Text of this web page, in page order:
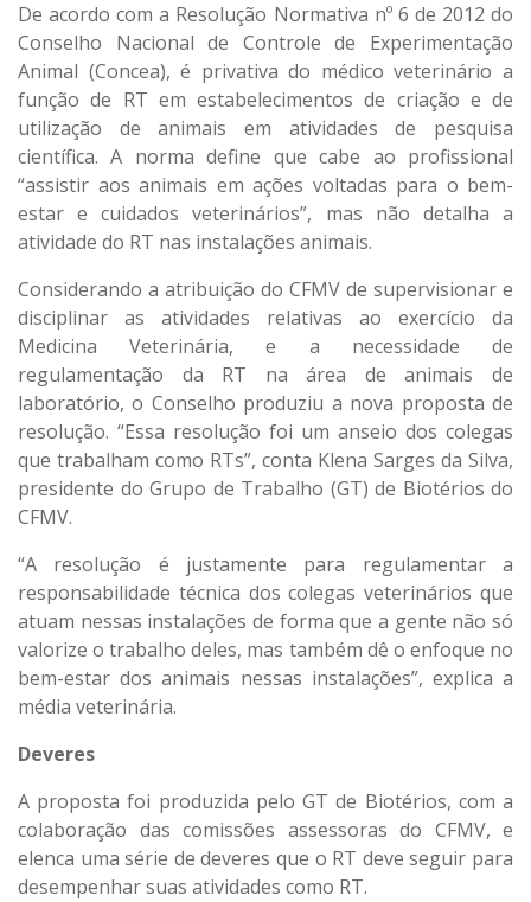
De acordo com a Resolução Normativa nº 6 de 2012 do
Conselho Nacional de Controle de Experimentação
Animal (Concea), é privativa do médico veterinário a
função de RT em estabelecimentos de criação e de
utilização de animais em atividades de pesquisa
científica. A norma define que cabe ao profissional
“assistir aos animais em ações voltadas para o bem-
estar e cuidados veterinários”, mas não detalha a
atividade do RT nas instalações animais.
Considerando a atribuição do CFMV de supervisionar e
disciplinar as atividades relativas ao exercício da
Medicina Veterinária, e a necessidade de
regulamentação da RT na área de animais de
laboratório, o Conselho produziu a nova proposta de
resolução. “Essa resolução foi um anseio dos colegas
que trabalham como RTs”, conta Klena Sarges da Silva,
presidente do Grupo de Trabalho (GT) de Biotérios do
CFMV.
“A resolução é justamente para regulamentar a
responsabilidade técnica dos colegas veterinários que
atuam nessas instalações de forma que a gente não só
valorize o trabalho deles, mas também dê o enfoque no
bem-estar dos animais nessas instalações”, explica a
média veterinária.
Deveres
A proposta foi produzida pelo GT de Biotérios, com a
colaboração das comissões assessoras do CFMV, e
elenca uma série de deveres que o RT deve seguir para
desempenhar suas atividades como RT.